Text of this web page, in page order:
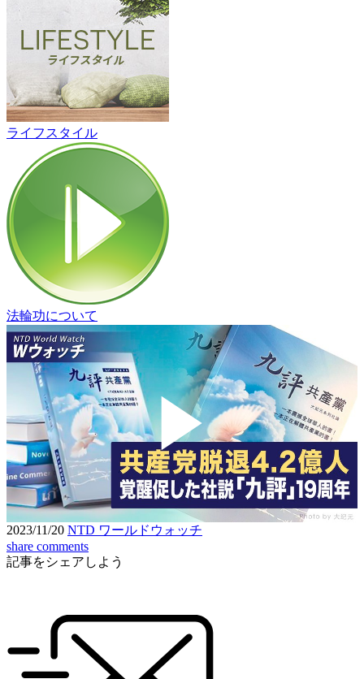
ライフスタイル
法輪功について
Play
Video
2023/11/20 NTD ワールドウォッチ
share comments
記事をシェアしよう